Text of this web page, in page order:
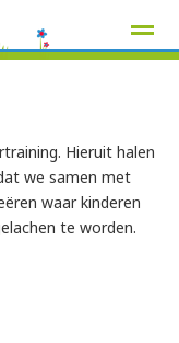
Agenda
Hieruit halen
we samen met
waar kinderen
te worden.